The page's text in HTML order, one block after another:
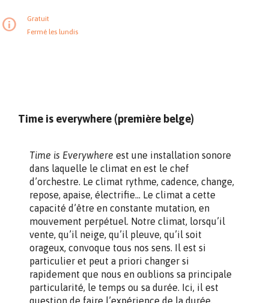
Gratuit
Fermé les lundis
Time is everywhere (première belge)
Time is Everywhere est une installation sonore
dans laquelle le climat en est le chef
d’orchestre. Le climat rythme, cadence, change,
repose, apaise, électrifie… Le climat a cette
capacité d’être en constante mutation, en
mouvement perpétuel. Notre climat, lorsqu’il
vente, qu’il neige, qu’il pleuve, qu’il soit
orageux, convoque tous nos sens. Il est si
particulier et peut a priori changer si
rapidement que nous en oublions sa principale
particularité, le temps ou sa durée. Ici, il est
question de faire l’expérience de la durée.